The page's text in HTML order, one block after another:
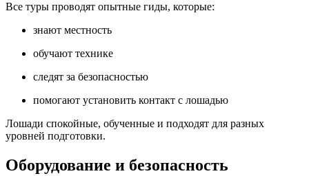
Все туры проводят опытные гиды, которые:
знают местность
обучают технике
следят за безопасностью
помогают установить контакт с лошадью
Лошади спокойные, обученные и подходят для разных
уровней подготовки.
Оборудование и безопасность